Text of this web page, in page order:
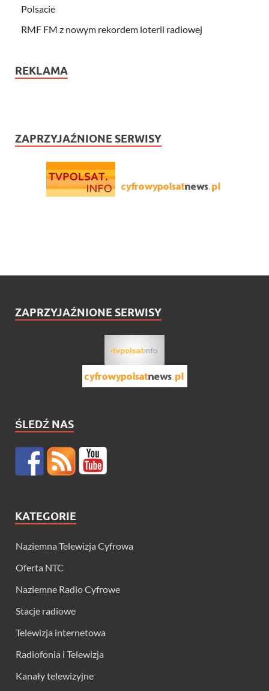
Polsacie
RMF FM z nowym rekordem loterii radiowej
REKLAMA
ZAPRZYJAŹNIONE SERWISY
ZAPRZYJAŹNIONE SERWISY
ŚLEDŹ NAS
KATEGORIE
Naziemna Telewizja Cyfrowa
Oferta NTC
Naziemne Radio Cyfrowe
Stacje radiowe
Telewizja internetowa
Radiofonia i Telewizja
Kanały telewizyjne